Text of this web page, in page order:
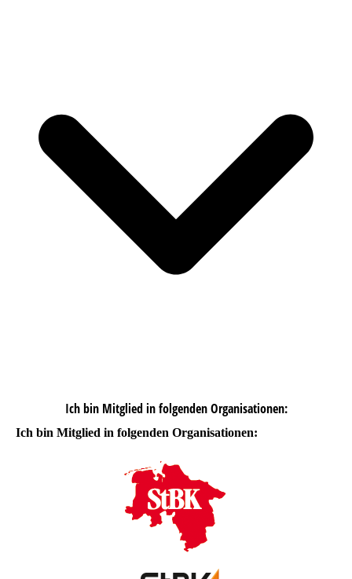
Ich bin Mitglied in folgenden Organisationen:
Ich bin Mitglied in folgenden Organisationen: